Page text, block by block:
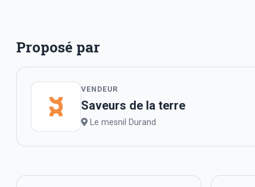
Proposé par
VENDEUR
Saveurs de la terre
Le mesnil Durand